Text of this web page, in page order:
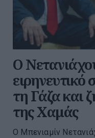
Ο
τη Γάζα και
της Χαμάς
Ο Μπενιαμίν